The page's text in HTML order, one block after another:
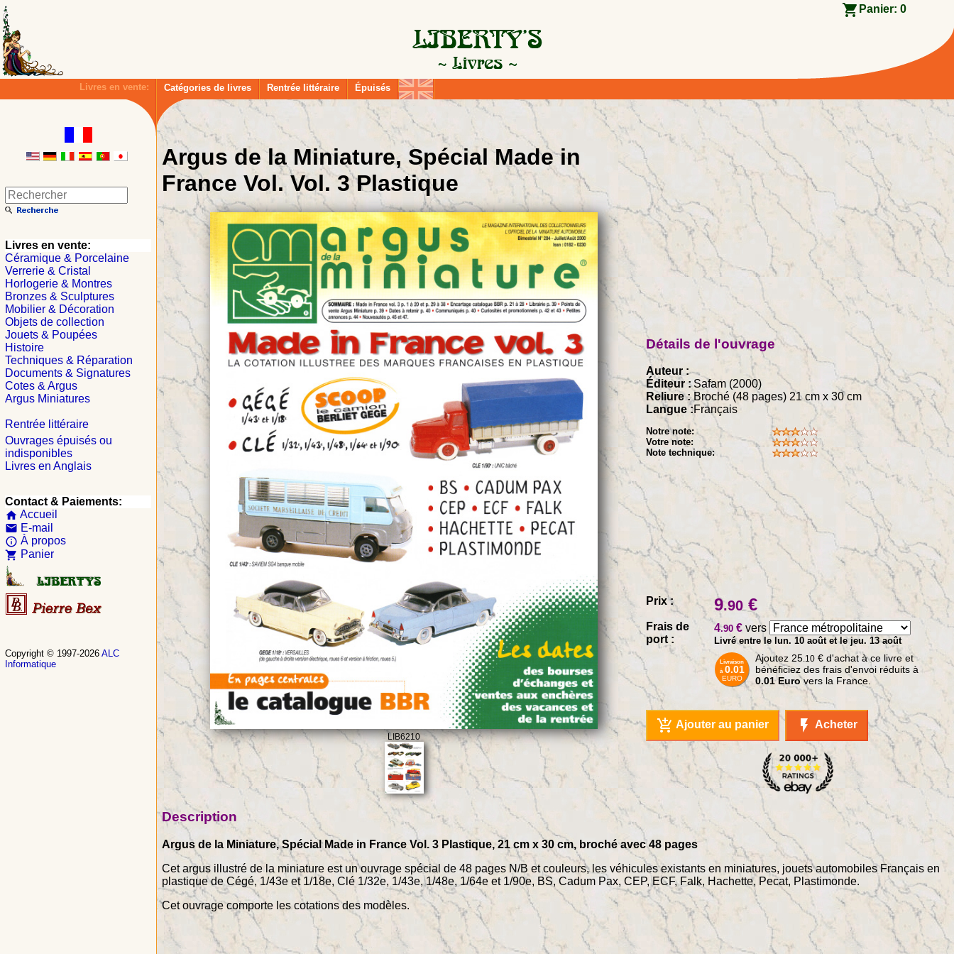
Panier: 0
Livres en vente: Catégories de livres Rentrée littéraire Épuisés
Argus de la Miniature, Spécial Made in
France Vol. Vol. 3 Plastique
LIB6210
Prix : 9.90 €
Frais de
port :
4.90 € vers
Livré entre le lun. 10 août et le jeu. 13 août
Livraison
à 0.01
EURO
Ajoutez25 .10 € d'achat à ce livre et
bénéficiez des frais d'envoi réduits à
0.01 Eurovers la France.
add_shopping_cart Ajouter au panier flash_on Acheter
Détails de l'ouvrage
Auteur :
Éditeur :Safam (2000)
Reliure : Broché (48 pages) 21 cm x 30 cm
Langue :Français
Notre note:
Votre note:
Note technique:
Description
Argus de la Miniature, Spécial Made in France Vol. 3 Plastique, 21 cm x 30 cm, broché avec 48 pages
Cet argus illustré de la miniature est un ouvrage spécial de 48 pages N/B et couleurs, les véhicules existants en miniatures, jouets automobiles Français en
plastique de Cégé, 1/43e et 1/18e, Clé 1/32e, 1/43e, 1/48e, 1/64e et 1/90e, BS, Cadum Pax, CEP, ECF, Falk, Hachette, Pecat, Plastimonde.
Cet ouvrage comporte les cotations des modèles.
Livres en vente:
Céramique & Porcelaine
Verrerie & Cristal
Horlogerie & Montres
Bronzes & Sculptures
Mobilier & Décoration
Objets de collection
Jouets & Poupées
Histoire
Techniques & Réparation
Documents & Signatures
Cotes & Argus
Argus Miniatures
Rentrée littéraire
Ouvrages épuisés ou
indisponibles
Livres en Anglais
Contact & Paiements:
home Accueil
email E-mail
info_outline À propos
shopping_cart Panier
Copyright © 1997-2026 ALC
Informatique